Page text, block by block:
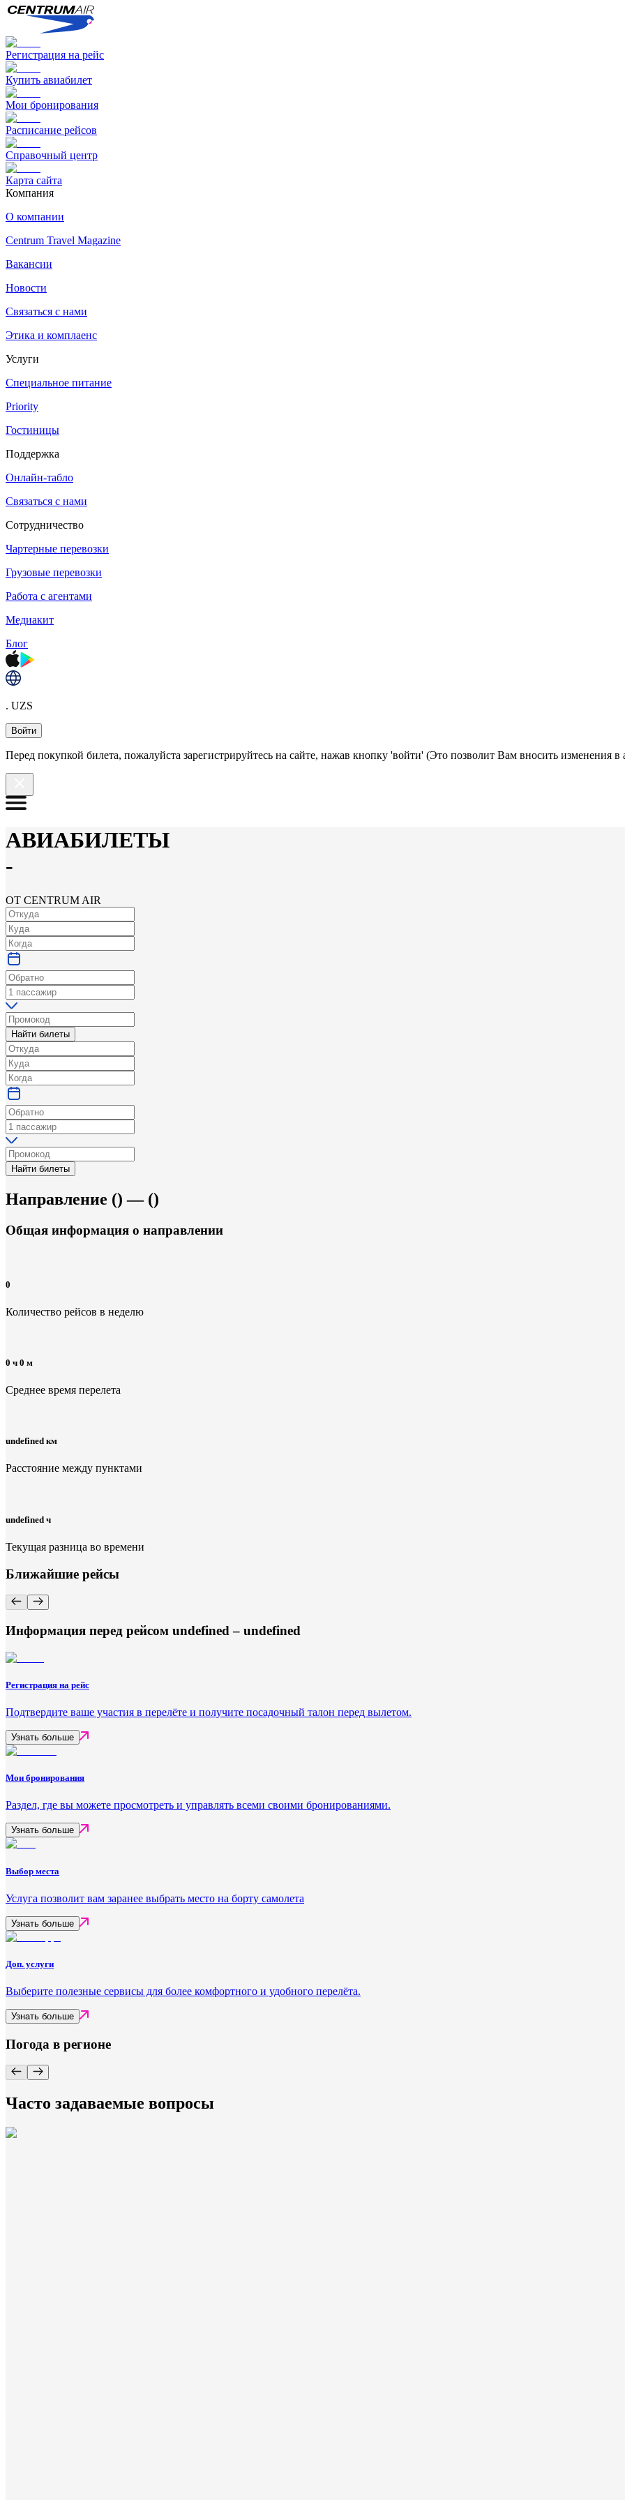
Регистрация на рейс
Купить авиабилет
Мои бронирования
Расписание рейсов
Справочный центр
Карта сайта
Компания
О компании
Centrum Travel Magazine
Вакансии
Новости
Связаться с нами
Этика и комплаенс
Услуги
Специальное питание
Priority
Гостиницы
Поддержка
Онлайн-табло
Связаться с нами
Сотрудничество
Чартерные перевозки
Грузовые перевозки
Работа с агентами
Медиакит
Блог
. UZS
Войти
Перед покупкой билета, пожалуйста зарегистрируйтесь на сайте, нажав кнопку 'войти' (Это позволит Вам вносить изменения в
АВИАБИЛЕТЫ
-
ОТ CENTRUM AIR
Найти билеты
Найти билеты
Направление () — ()
Общая информация о направлении
0
Количество рейсов в неделю
0 ч 0 м
Среднее время перелета
undefined км
Расстояние между пунктами
undefined ч
Текущая разница во времени
Ближайшие рейсы
Информация перед рейсом undefined – undefined
Регистрация на рейс
Подтвердите ваше участия в перелёте и получите посадочный талон перед вылетом.
Узнать больше
Мои бронирования
Раздел, где вы можете просмотреть и управлять всеми своими бронированиями.
Узнать больше
Выбор места
Услуга позволит вам заранее выбрать место на борту самолета
Узнать больше
Доп. услуги
Выберите полезные сервисы для более комфортного и удобного перелёта.
Узнать больше
Погода в регионе
Часто задаваемые вопросы